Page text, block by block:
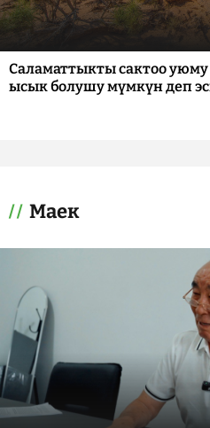
Саламаттыкты сактоо
ысык болушу мүмкүн деп
Маек